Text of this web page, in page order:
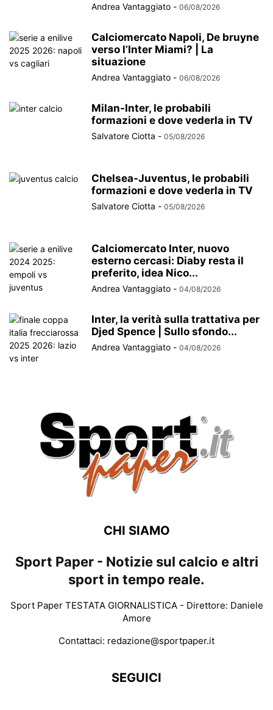
Andrea Vantaggiato - 06/08/2026
Calciomercato Napoli, De bruyne
verso l’Inter Miami? | La
situazione
Andrea Vantaggiato - 06/08/2026
Milan-Inter, le probabili
formazioni e dove vederla in TV
Salvatore Ciotta - 05/08/2026
Chelsea-Juventus, le probabili
formazioni e dove vederla in TV
Salvatore Ciotta - 05/08/2026
Calciomercato Inter, nuovo
esterno cercasi: Diaby resta il
preferito, idea Nico...
Andrea Vantaggiato - 04/08/2026
Inter, la verità sulla trattativa per
Djed Spence | Sullo sfondo...
Andrea Vantaggiato - 04/08/2026
CHI SIAMO
Sport Paper - Notizie sul calcio e altri
sport in tempo reale.
Sport Paper TESTATA GIORNALISTICA - Direttore: Daniele
Amore
Contattaci: redazione@sportpaper.it
SEGUICI